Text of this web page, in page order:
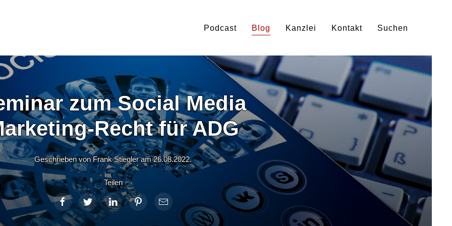
Podcast Blog Kanzlei Kontakt Suchen
zum Social Media
Recht für ADG
Geschrieben von Frank Stiegler am26.08.2022.
Teilen